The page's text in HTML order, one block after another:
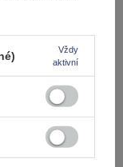
na zadní
Vždy
aktivní